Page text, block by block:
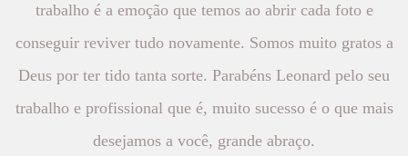
trabalho é a emoção que temos ao abrir cada foto e
conseguir reviver tudo novamente. Somos muito gratos a
Deus por ter tido tanta sorte. Parabéns Leonard pelo seu
trabalho e profissional que é, muito sucesso é o que mais
desejamos a você, grande abraço.